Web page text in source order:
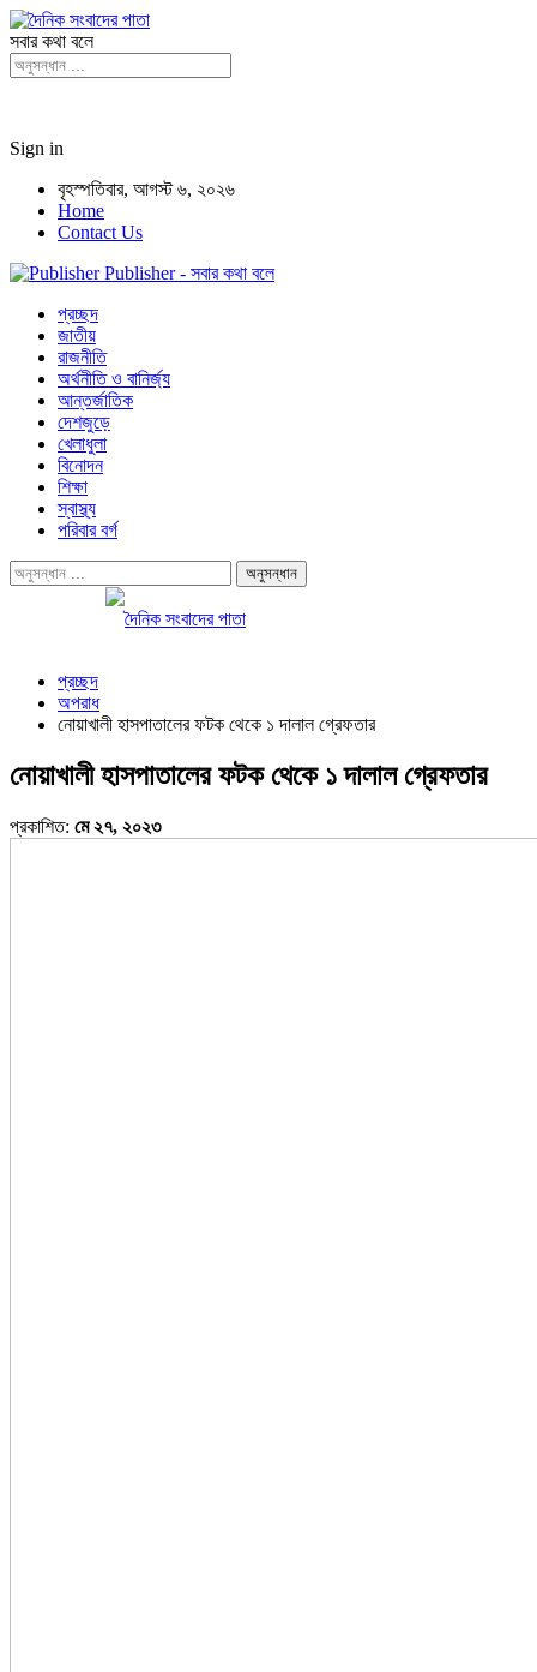
সবার কথা বলে
Sign in
বৃহস্পতিবার, আগস্ট ৬, ২০২৬
Home
Contact Us
Publisher - সবার কথা বলে
প্রচ্ছদ
জাতীয়
রাজনীতি
অর্থনীতি ও বানির্জ্য
আন্তর্জাতিক
দেশজুড়ে
খেলাধুলা
বিনোদন
শিক্ষা
স্বাস্থ্য
পরিবার বর্গ
প্রচ্ছদ
অপরাধ
নোয়াখালী হাসপাতালের ফটক থেকে ১ দালাল গ্রেফতার
নোয়াখালী হাসপাতালের ফটক থেকে ১ দালাল গ্রেফতার
প্রকাশিত: মে ২৭, ২০২৩